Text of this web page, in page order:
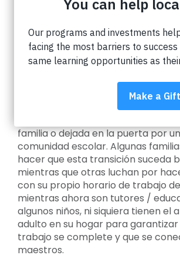
otros están tratando de
obligado a cerrar, terminando su
fuente de ingresos.
La nueva normalidad de los
Las
correos electrónicos de maestros,
video o llamadas telefónicas, o
familia o dejada en la puerta por
comunidad escolar. Algunas
hacer que esta transición suceda
mientras que otras luchan por
con su propio horario de trabajo
mientras ahora son tutores /
algunos niños, ni siquiera tienen el
adulto en su hogar para garantizar
trabajo se complete y que se
maestros.